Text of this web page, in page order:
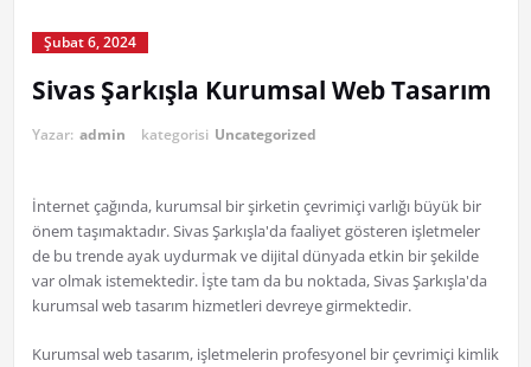
Şubat 6, 2024
Sivas Şarkışla Kurumsal Web Tasarım
Yazar: admin kategorisi Uncategorized
İnternet çağında, kurumsal bir şirketin çevrimiçi varlığı büyük bir
önem taşımaktadır. Sivas Şarkışla'da faaliyet gösteren işletmeler
de bu trende ayak uydurmak ve dijital dünyada etkin bir şekilde
var olmak istemektedir. İşte tam da bu noktada, Sivas Şarkışla'da
kurumsal web tasarım hizmetleri devreye girmektedir.
Kurumsal web tasarım, işletmelerin profesyonel bir çevrimiçi kimlik